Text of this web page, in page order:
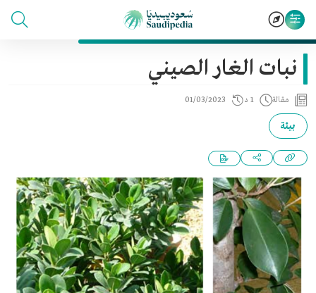
نبات الغار الصيني
مقالة 1 د 01/03/2023
بيئة